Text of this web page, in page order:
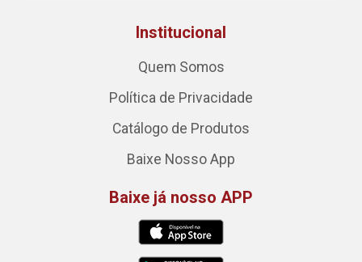
Institucional
Quem Somos
Política de Privacidade
Catálogo de Produtos
Baixe Nosso App
Baixe já nosso APP